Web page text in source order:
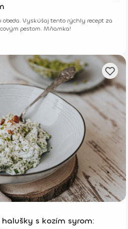
obeda. Vyskúšaj tento rýchly recept za
pestom. Mňamka!
s kozím syrom: